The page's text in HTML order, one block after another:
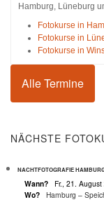
Hamburg, Lüneburg
Fotokurse in
Fotokurse in
Fotokurse in
Alle Termine
NÄCHSTE
NACHTFOTOGRAFIE
Wann?
Fr., 21.
Wo?
Hamburg –